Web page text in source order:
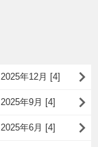
2025年12月 [4]
2025年9月 [4]
2025年6月 [4]